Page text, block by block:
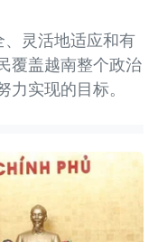
、灵活地适应和有
覆盖越南整个政治
实现的目标。